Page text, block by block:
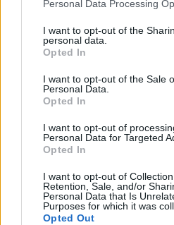
not limited to your visit or usage
grant or deny consent to Google
use your data for below specified
consent section.
Personal Data Processing
I want to opt-out of the
personal data.
Opted In
I want to opt-out of the Sale
Personal Data.
Opted In
I want to opt-out of
Personal Data for Targeted
Opted In
I want to opt-out of
Retention, Sale, and/or
Personal Data that Is
Purposes for which it was
Opted Out
A kutatást egyébként tavaly
a két cég. A személyes
felmérés 1031 fős mintán
lakosság összetételét
reprezentatívnak minősül.